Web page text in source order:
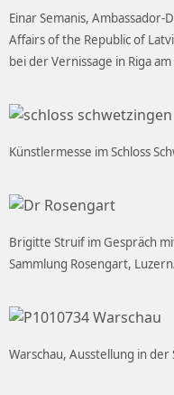
Einar Semanis,
Affairs of the Republic of
bei der Vernissage in Riga
Künstlermesse im Schloss
Brigitte Struif im Gespräch
Sammlung Rosengart,
Warschau, Ausstellung in der